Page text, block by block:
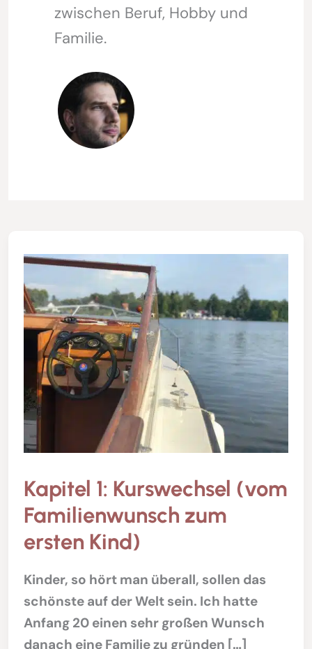
zwischen Beruf, Hobby und
Familie.
Kapitel 1: Kurswechsel (vom
Familienwunsch zum
ersten Kind)
Kinder, so hört man überall, sollen das
schönste auf der Welt sein. Ich hatte
Anfang 20 einen sehr großen Wunsch
danach eine Familie zu gründen […]